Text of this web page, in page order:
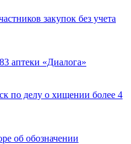
закупок без учета
аптеки «Диалога»
по делу о хищении более 4
об обозначении